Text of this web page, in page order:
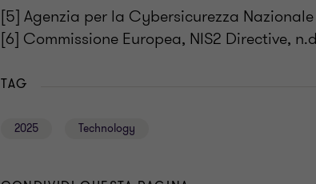
[5] Agenzia per la Cybersicurezza
[6] Commissione Europea, NIS2 Directive,
TAG
2025 Technology